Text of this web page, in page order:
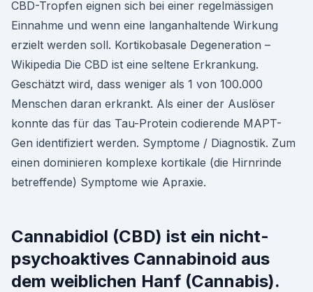
CBD-Tropfen eignen sich bei einer regelmässigen
Einnahme und wenn eine langanhaltende Wirkung
erzielt werden soll. Kortikobasale Degeneration –
Wikipedia Die CBD ist eine seltene Erkrankung.
Geschätzt wird, dass weniger als 1 von 100.000
Menschen daran erkrankt. Als einer der Auslöser
konnte das für das Tau-Protein codierende MAPT-
Gen identifiziert werden. Symptome / Diagnostik. Zum
einen dominieren komplexe kortikale (die Hirnrinde
betreffende) Symptome wie Apraxie.
Cannabidiol (CBD) ist ein nicht-
psychoaktives Cannabinoid aus
dem weiblichen Hanf (Cannabis).